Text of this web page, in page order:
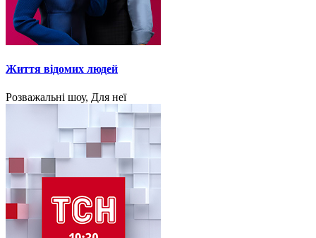
Життя відомих людей
Розважальні шоу, Для неї